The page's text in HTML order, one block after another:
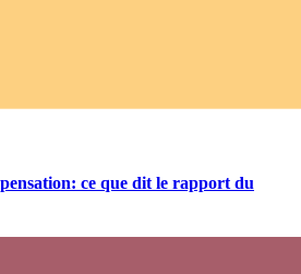
ce que dit le rapport du